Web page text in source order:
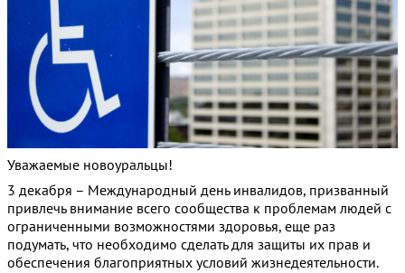
Уважаемые новоуральцы!
3 декабря – Международный день инвалидов, призванный
привлечь внимание всего сообщества к проблемам людей с
ограниченными возможностями здоровья, еще раз
подумать, что необходимо сделать для защиты их прав и
обеспечения благоприятных условий жизнедеятельности.